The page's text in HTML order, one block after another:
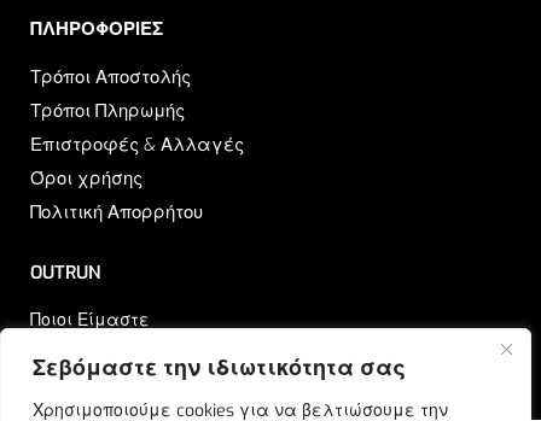
Σεβόμαστε την ιδιωτικότητα σας
Χρησιμοποιούμε cookies για να βελτιώσουμε την
ΠΛΗΡΟΦΟΡΙΕΣ​
Τρόποι Αποστολής
Τρόποι Πληρωμής
Επιστροφές & Αλλαγές
Όροι χρήσης
Πολιτική Απορρήτου
OUTRUN
Ποιοι Είμαστε
Blog